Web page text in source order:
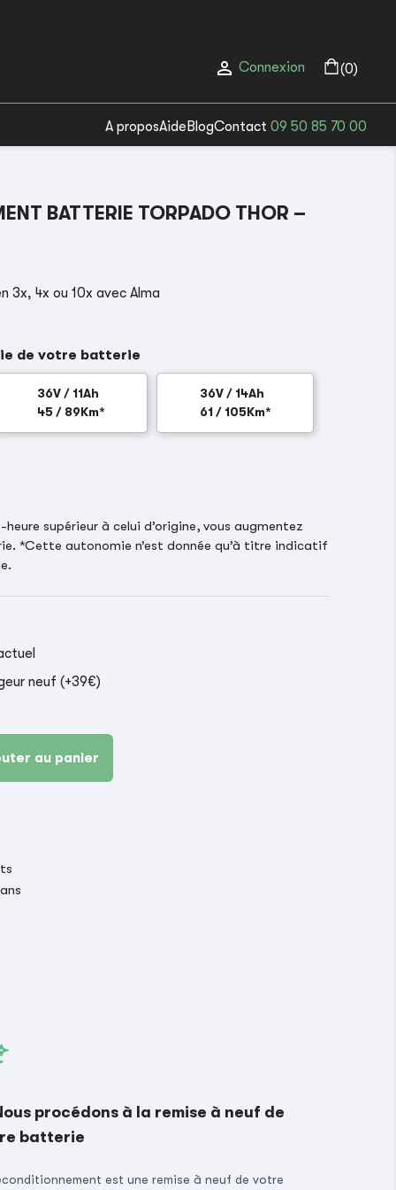
 Connexion (0)
A proposAide BlogContact 09 50 85 70 00
BATTERIE TORPADO THOR –
3x, 4x ou 10x avec Alma
de votre batterie
36V / 11Ah
45 / 89Km*
36V / 14Ah
61 / 105Km*
supérieur à celui d’origine, vous augmentez
*Cette autonomie n’est donnée qu’à titre indicatif
neuf (+39€)
au panier
procédons à la remise à neuf de
batterie
est une remise à neuf de votre